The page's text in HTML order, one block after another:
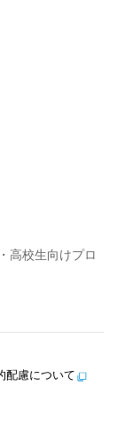
高校生向けプロ
配慮について